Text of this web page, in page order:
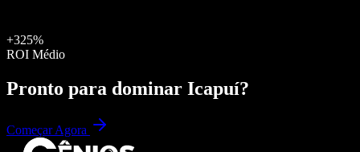
+325%
ROI Médio
Pronto para dominar Icapuí?
Começar Agora